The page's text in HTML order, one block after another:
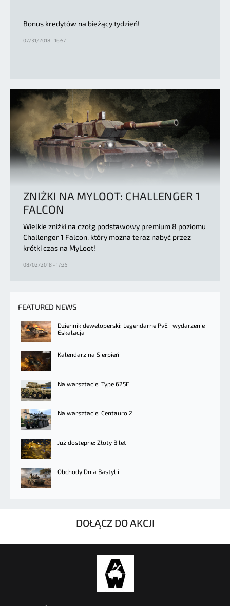
Bonus kredytów na bieżący tydzień!
07/31/2018 - 16:57
ZNIŻKI NA MYLOOT: CHALLENGER 1
FALCON
Wielkie zniżki na czołg podstawowy premium 8 poziomu
Challenger 1 Falcon, który można teraz nabyć przez
krótki czas na MyLoot!
08/02/2018 - 17:25
FEATURED NEWS
Dziennik deweloperski: Legendarne PvE i wydarzenie
Eskalacja
Kalendarz na Sierpień
Na warsztacie: Type 625E
Na warsztacie: Centauro 2
Już dostępne: Złoty Bilet
Obchody Dnia Bastylii
DOŁĄCZ DO AKCJI